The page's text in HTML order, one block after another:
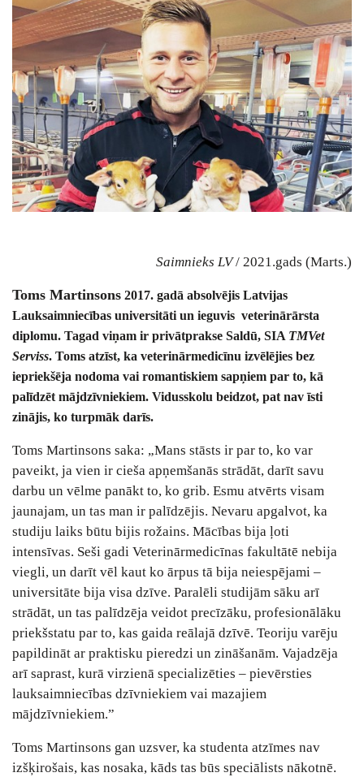
Saimnieks LV/ 2021.gads (Marts.)
Toms Martinsons 2017. gadā absolvējis Latvijas
Lauksaimniecības universitāti un ieguvis veterinārārsta
diplomu. Tagad viņam ir privātprakse Saldū, SIA TMVet
Serviss. Toms atzīst, ka veterinārmedicīnu izvēlējies bez
iepriekšēja nodoma vai romantiskiem sapņiem par to, kā
palīdzēt mājdzīvniekiem. Vidusskolu beidzot, pat nav īsti
zinājis, ko turpmāk darīs.
Toms Martinsons saka: „Mans stāsts ir par to, ko var
paveikt, ja vien ir cieša apņemšanās strādāt, darīt savu
darbu un vēlme panākt to, ko grib. Esmu atvērts visam
jaunajam, un tas man ir palīdzējis. Nevaru apgalvot, ka
studiju laiks būtu bijis rožains. Mācības bija ļoti
intensīvas. Seši gadi Veterinārmedicīnas fakultātē nebija
viegli, un darīt vēl kaut ko ārpus tā bija neiespējami –
universitāte bija visa dzīve. Paralēli studijām sāku arī
strādāt, un tas palīdzēja veidot precīzāku, profesionālāku
priekšstatu par to, kas gaida reālajā dzīvē. Teoriju varēju
papildināt ar praktisku pieredzi un zināšanām. Vajadzēja
arī saprast, kurā virzienā specializēties – pievērsties
lauksaimniecības dzīvniekiem vai mazajiem
mājdzīvniekiem.”
Toms Martinsons gan uzsver, ka studenta atzīmes nav
izšķirošais, kas nosaka, kāds tas būs speciālists nākotnē.